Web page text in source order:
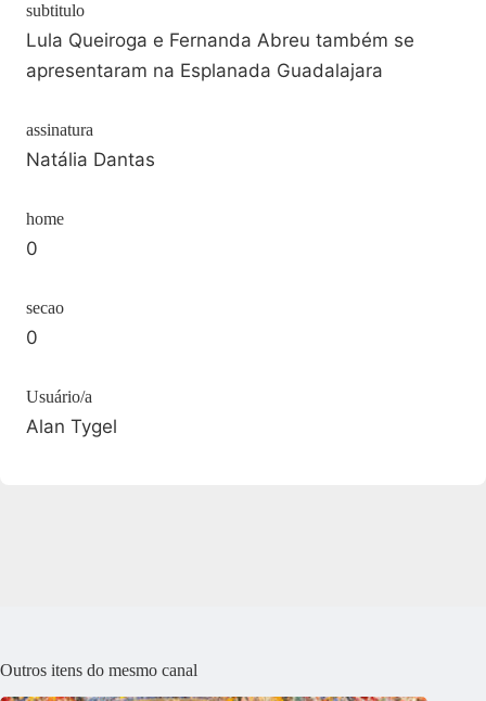
subtitulo
Lula Queiroga e Fernanda Abreu também se
apresentaram na Esplanada Guadalajara
assinatura
Natália Dantas
home
0
secao
0
Usuário/a
Alan Tygel
Outros itens do mesmo canal